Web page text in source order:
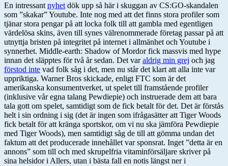
En intressant nyhet dök upp så här i skuggan av CS:GO-skandalen
som ”skakar” Youtube. Inte nog med att det finns stora profiler som
tjänar stora pengar på att locka folk till att gambla med egentligen
värdelösa skins, även till synes välrenommerade företag passar på att
utnyttja bristen på integritet på internet i allmänhet och Youtube i
synnerhet. Middle-earth: Shadow of Mordor fick massvis med hype
innan det släpptes för två år sedan. Det varaldrig min grej och jag
förstod inte vad folk såg i det, men nu står det klart att alla inte var
uppriktiga. Warner Bros skickade, enligt FTC som är det
amerikanska konsumentverket, ut spelet till framstående profiler
(inklusive vår egna talang Pewdiepie) och instruerade dem att bara
tala gott om spelet, samtidigt som de fick betalt för det. Det är förstås
helt i sin ordning i sig (det är ingen som ifrågasätter att Tiger Woods
fick betalt för att kränga sportskor, om vi nu ska jämföra Pewdiepie
med Tiger Woods), men samtidigt såg de till att gömma undan det
faktum att det producerade innehållet var sponsrat. Inget ”detta är en
annons” som till och med skrupelfria vitaminförsäljare skriver på
sina helsidor i Allers, utan i bästa fall en notis längst ner i